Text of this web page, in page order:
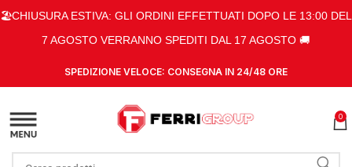
🏖️CHIUSURA ESTIVA: GLI ORDINI EFFETTUATI DOPO LE 13:00 DEL
7 AGOSTO VERRANNO SPEDITI DAL 17 AGOSTO 🚚
SPEDIZIONE VELOCE: CONSEGNA IN 24/48 ORE
0